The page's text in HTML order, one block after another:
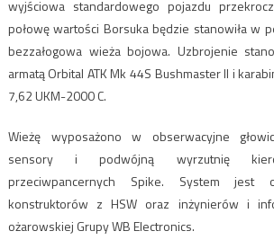
wyjściowa standardowego pojazdu
połowę wartości Borsuka będzie stanowiła w
bezzałogowa wieża bojowa. Uzbrojenie
armatą Orbital ATK Mk 44S Bushmaster II i
7,62 UKM-2000 C.
Wieżę wyposażono w obserwacyjne
sensory i podwójną wyrzutnię
przeciwpancernych Spike. System jest
konstruktorów z HSW oraz inżynierów i
ożarowskiej Grupy WB Electronics.